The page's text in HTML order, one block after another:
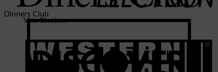
Visa Electron
Dinners Club